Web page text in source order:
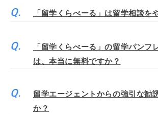
「留学くらべーる」は留学相談を
「留学くらべーる」の留学パンフ
は、本当に無料ですか？
留学エージェントからの強引な勧
か？